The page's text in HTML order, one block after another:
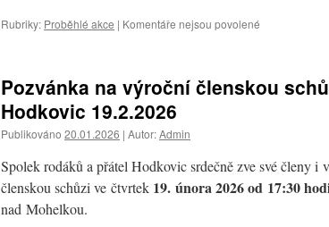
Rubriky: Proběhlé akce | Komentáře nejsou povolené
Komentovaná
nad
Mohelkou
Pozvánka na výroční členskou
Hodkovic 19.2.2026
Publikováno 20.01.2026 | Autor:Admin
Spolek rodáků a přátel Hodkovic srdečně zve své členy i
členskou schůzi ve čtvrtek 19. února 2026 od 17:30
nad Mohelkou.